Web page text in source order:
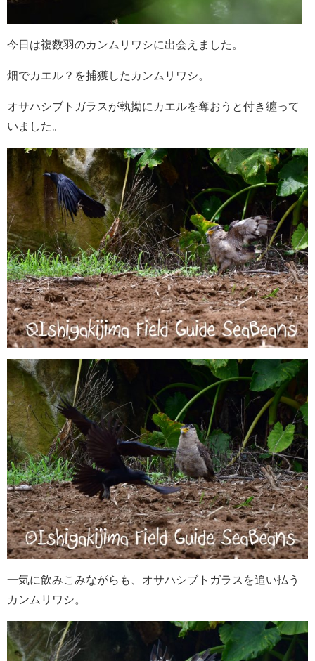
今日は複数羽のカンムリワシに出会えました。
畑でカエル？を捕獲したカンムリワシ。
オサハシブトガラスが執拗にカエルを奪おうと付き纏って
いました。
一気に飲みこみながらも、オサハシブトガラスを追い払う
カンムリワシ。